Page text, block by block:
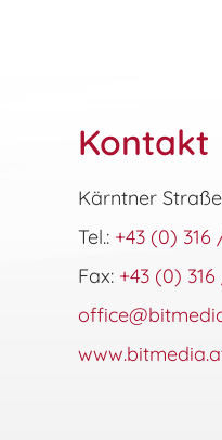
Kontakt
Kärntner
Tel.: +43 (0) 316
Fax: +43 (0)